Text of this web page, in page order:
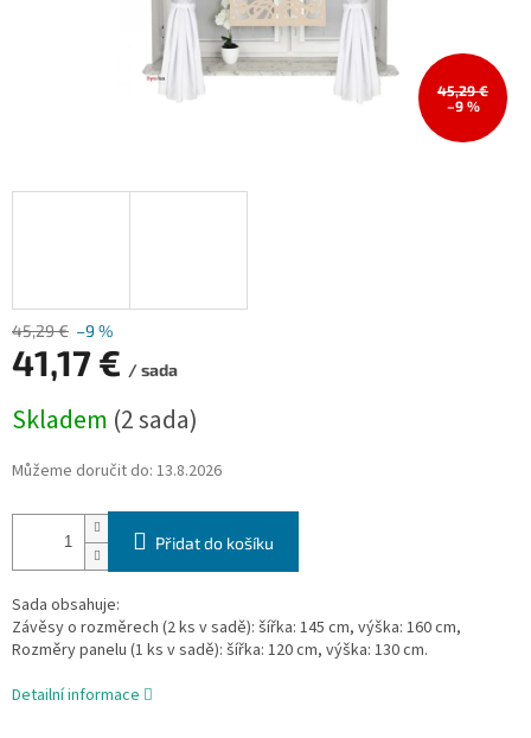
45,29 €
–9 %
45,29 € –9 %
41,17 € / sada
cena:
Skladem (2 sada)
Můžeme doručit do: 13.8.2026
Přidat do košíku
Sada obsahuje:
Závěsy o rozměrech (2 ks v sadě): šířka: 145 cm, výška: 160 cm,
Rozměry panelu (1 ks v sadě): šířka: 120 cm, výška: 130 cm.
Detailní informace